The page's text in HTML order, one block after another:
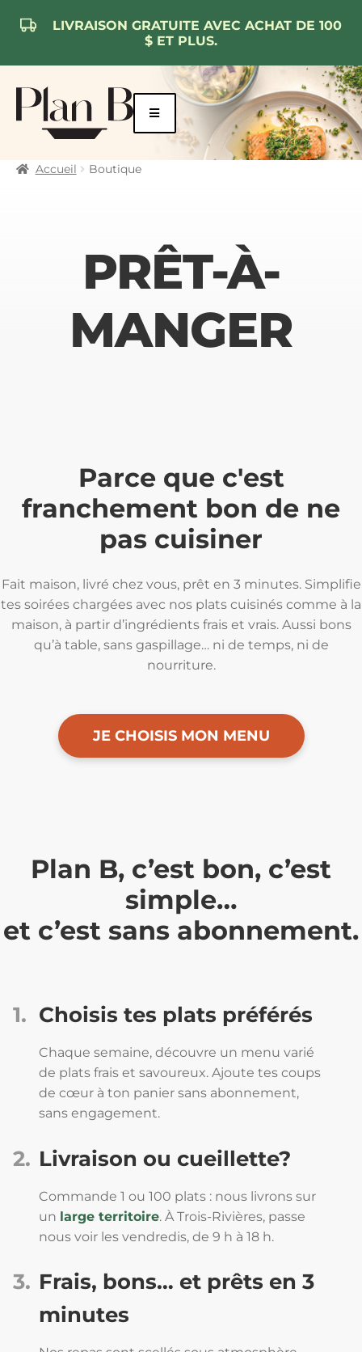
LIVRAISON GRATUITE AVEC ACHAT DE 100
$ ET PLUS.
contenu
Accueil Boutique
PRÊT-À-
MANGER
Parce que c'est
franchement bon de ne
pas cuisiner
Fait maison, livré chez vous, prêt en 3 minutes. Simplifie
tes soirées chargées avec nos plats cuisinés comme à la
maison, à partir d’ingrédients frais et vrais. Aussi bons
qu’à table, sans gaspillage… ni de temps, ni de
nourriture.
JE CHOISIS MON MENU
Plan B, c’est bon, c’est
simple…
et c’est sans abonnement.
1. Choisis tes plats préférés
Chaque semaine, découvre un menu varié
de plats frais et savoureux. Ajoute tes coups
de cœur à ton panier sans abonnement,
sans engagement.
2. Livraison ou cueillette?
Commande 1 ou 100 plats : nous livrons sur
un large territoire. À Trois-Rivières, passe
nous voir les vendredis, de 9 h à 18 h.
3. Frais, bons… et prêts en 3
minutes